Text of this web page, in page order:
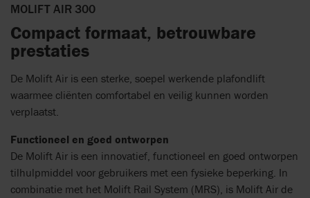
MOLIFT AIR 300
Compact formaat, betrouwbare
prestaties
De Molift Air is een sterke, soepel werkende plafondlift
waarmee cliënten comfortabel en veilig kunnen worden
verplaatst.
Functioneel en goed ontworpen
De Molift Air is een innovatief, functioneel en goed ontworpen
tilhulpmiddel voor gebruikers met een fysieke beperking. In
combinatie met het Molift Rail System (MRS), is Molift Air de